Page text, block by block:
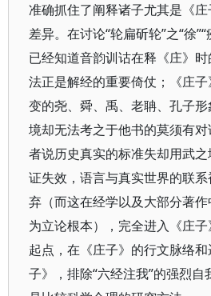
准确抓住了阐释诸子尤其是《
差异。在讨论“轮扁斫轮”之“徐”“
已经知道音韵训诂在释《庄》
法正是解经的重要倚仗；《庄
变的尧、舜、禹、老聃、孔子
境却无法考之于他书的莫须有
者说历史真实的标准失却用武
证失效，语言与真实世界的联
弃（而这在经学以及大部分著
为立论根本），完全进入《庄
起点，在《庄子》的行文脉络
子》，排除“六经注我”的强烈自